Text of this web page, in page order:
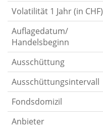
Volatilität 1 Jahr (in CHF)
Auflagedatum/
Handelsbeginn
Ausschüttung
Ausschüttungsintervall
Fondsdomizil
Anbieter